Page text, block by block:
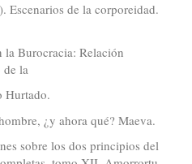
de la corporeidad.
la Burocracia: Relación
la
Hurtado.
¿y ahora qué? Maeva.
sobre los dos principios del